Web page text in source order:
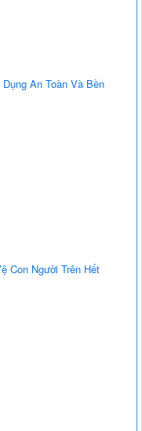
An Toàn Và Bền
Con Người Trên Hết